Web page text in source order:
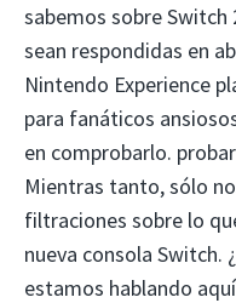
sabemos sobre Switch
sean respondidas en
Nintendo Experience
para fanáticos
en comprobarlo.
Mientras tanto, sólo
filtraciones sobre lo
nueva consola Switch.
estamos hablando